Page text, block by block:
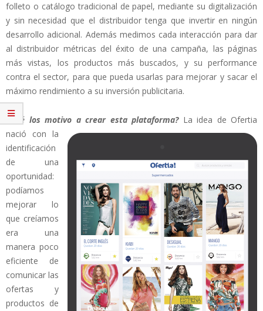
folleto o catálogo tradicional de papel, mediante su digitalización
y sin necesidad que el distribuidor tenga que invertir en ningún
desarrollo adicional. Además medimos cada interacción para dar
al distribuidor métricas del éxito de una campaña, las páginas
más vistas, los productos más buscados, y su performance
contra el sector, para que pueda usarlas para mejorar y sacar el
máximo rendimiento a su inversión publicitaria.
¿Qué los motivo a crear esta plataforma? La idea de Ofertia
nació con la
identificación
de una
oportunidad:
podíamos
mejorar lo
que creíamos
era una
manera poco
eficiente de
comunicar las
ofertas y
productos de